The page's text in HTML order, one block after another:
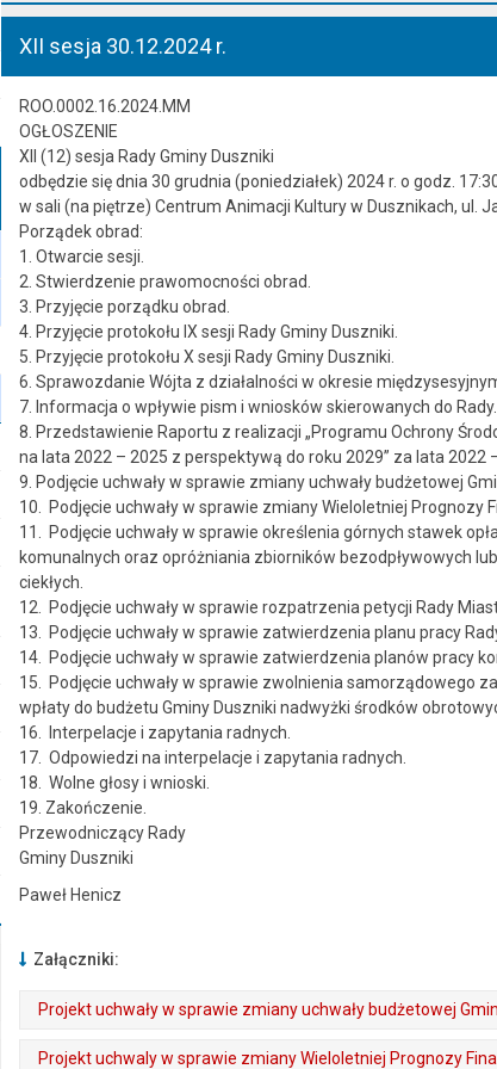
XII sesja 30.12.2024 r.
ROO.0002.16.2024.MM
OGŁOSZENIE
XII (12) sesja Rady Gminy Duszniki
odbędzie się dnia 30 grudnia (poniedziałek) 2024 r. o godz.
w sali (na piętrze) Centrum Animacji Kultury w Dusznikach, ul.
Porządek obrad:
1. Otwarcie sesji.
2. Stwierdzenie prawomocności obrad.
3. Przyjęcie porządku obrad.
4. Przyjęcie protokołu IX sesji Rady Gminy Duszniki.
5. Przyjęcie protokołu X sesji Rady Gminy Duszniki.
6. Sprawozdanie Wójta z działalności w okresie
7. Informacja o wpływie pism i wniosków skierowanych do Rady.
8. Przedstawienie Raportu z realizacji „Programu Ochrony
na lata 2022 – 2025 z perspektywą do roku 2029” za lata 2022
9. Podjęcie uchwały w sprawie zmiany uchwały budżetowej
10. Podjęcie uchwały w sprawie zmiany Wieloletniej Prognozy
11. Podjęcie uchwały w sprawie określenia górnych stawek
komunalnych oraz opróżniania zbiorników bezodpływowych
ciekłych.
12. Podjęcie uchwały w sprawie rozpatrzenia petycji Rady
13. Podjęcie uchwały w sprawie zatwierdzenia planu pracy
14. Podjęcie uchwały w sprawie zatwierdzenia planów pracy
15. Podjęcie uchwały w sprawie zwolnienia samorządowego
wpłaty do budżetu Gminy Duszniki nadwyżki środków
16. Interpelacje i zapytania radnych.
17. Odpowiedzi na interpelacje i zapytania radnych.
18. Wolne głosy i wnioski.
19. Zakończenie.
Przewodniczący Rady
Gminy Duszniki
Paweł Henicz
Załączniki:
Projekt uchwały w sprawie zmiany uchwały budżetowej
Projekt uchwaly w sprawie zmiany Wieloletniej Prognozy